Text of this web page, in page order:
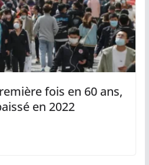
fois en 60 ans,
en 2022